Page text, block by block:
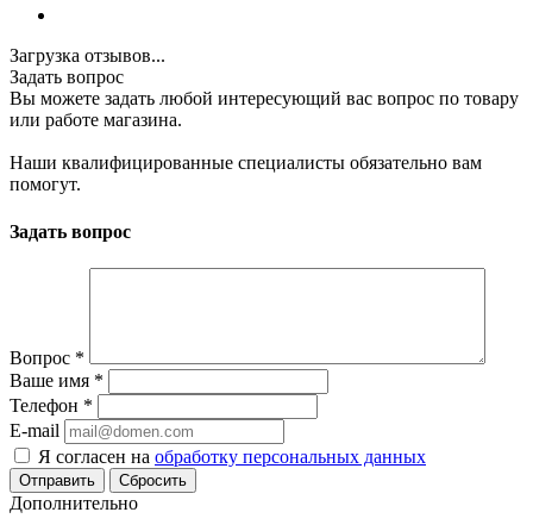
Загрузка отзывов...
Задать вопрос
Вы можете задать любой интересующий вас вопрос по товару
или работе магазина.
Наши квалифицированные специалисты обязательно вам
помогут.
Задать вопрос
Вопрос *
Ваше имя *
Телефон *
E-mail
Я согласен на обработку персональных данных
Сбросить
Дополнительно